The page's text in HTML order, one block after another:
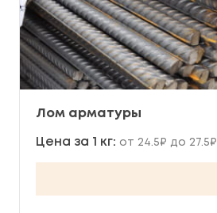
Лом арматуры
Цена за 1 кг: от 24.5₽ до 27.5₽